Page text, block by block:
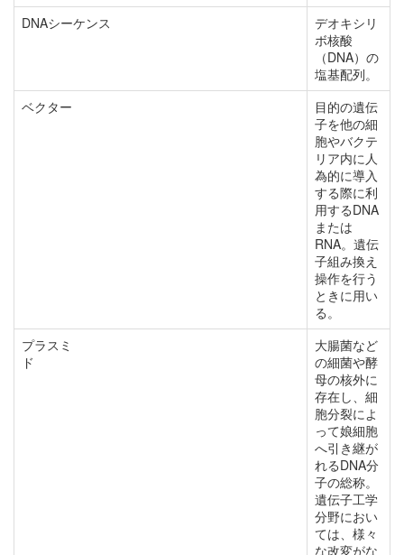
DNAシーケンス
デオキシリ
ボ核酸
（DNA）の
塩基配列。
ベクター
目的の遺伝
子を他の細
胞やバクテ
リア内に人
為的に導入
する際に利
用するDNA
または
RNA。遺伝
子組み換え
操作を行う
ときに用い
る。
プラスミ
ド
大腸菌など
の細菌や酵
母の核外に
存在し、細
胞分裂によ
って娘細胞
へ引き継が
れるDNA分
子の総称。
遺伝子工学
分野におい
ては、様々
な改変がな